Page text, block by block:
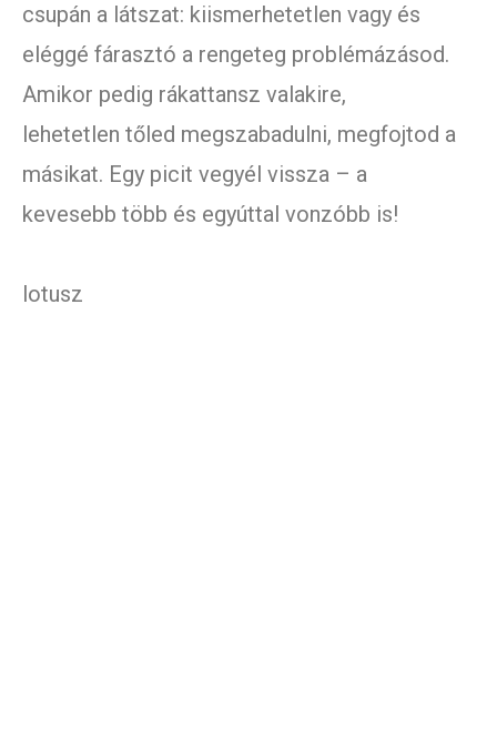
csupán a látszat: kiismerhetetlen vagy és
eléggé fárasztó a rengeteg problémázásod.
Amikor pedig rákattansz valakire,
lehetetlen tőled megszabadulni, megfojtod a
másikat. Egy picit vegyél vissza – a
kevesebb több és egyúttal vonzóbb is!
lotusz